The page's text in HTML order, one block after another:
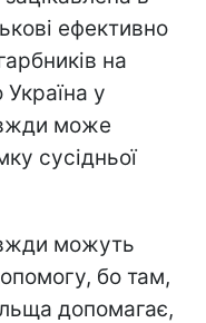
ефективно
на
Україна у
може
сусідньої
можуть
бо там,
допомагає,